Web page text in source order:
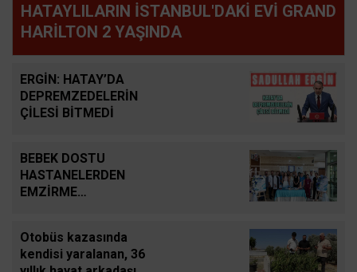
HATAYLILARIN İSTANBUL'DAKİ EVİ GRAND
HARİLTON 2 YAŞINDA
ERGİN: HATAY’DA
DEPREMZEDELERİN
ÇİLESİ BİTMEDİ
BEBEK DOSTU
HASTANELERDEN
EMZİRME
Otobüs kazasında
kendisi yaralanan, 36